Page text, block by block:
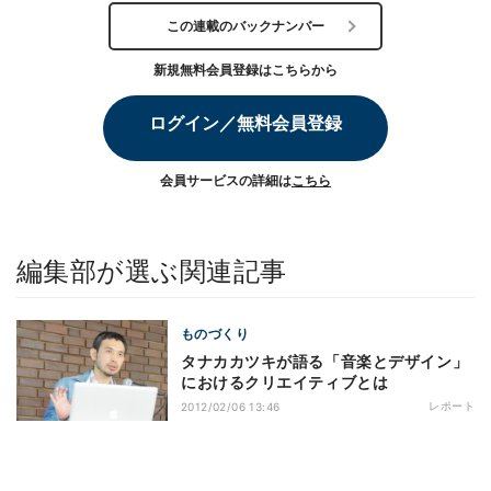
この連載のバックナンバー
新規無料会員登録はこちらから
ログイン／無料会員登録
会員サービスの詳細はこちら
編集部が選ぶ関連記事
ものづくり
タナカカツキが語る「音楽とデザイン」
におけるクリエイティブとは
2012/02/06 13:46 レポート